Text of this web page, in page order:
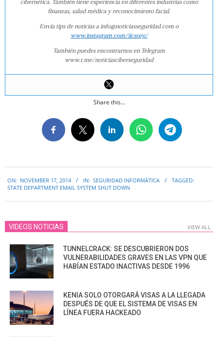
cibernética. También tiene experiencia en diferentes industrias como
finanzas, salud médica y reconocimiento facial.
Envía tips de noticias a info@noticiasseguridad.com o
www.instagram.com/iicsorg/
También puedes encontrarnos en Telegram
www.t.me/noticiasciberseguridad
Share this...
11-
ON: NOVEMBER 17, 2014 IN: SEGURIDAD INFORMÁTICA
TAGGED:
STATE DEPARTMENT EMAIL SYSTEM SHUT DOWN
VIDEOS NOTICIAS VIEW ALL
TUNNELCRACK: SE DESCUBRIERON DOS
VULNERABILIDADES GRAVES EN LAS VPN QUE
HABÍAN ESTADO INACTIVAS DESDE 1996
KENIA SOLO OTORGARÁ VISAS A LA LLEGADA
DESPUÉS DE QUE EL SISTEMA DE VISAS EN
LÍNEA FUERA HACKEADO